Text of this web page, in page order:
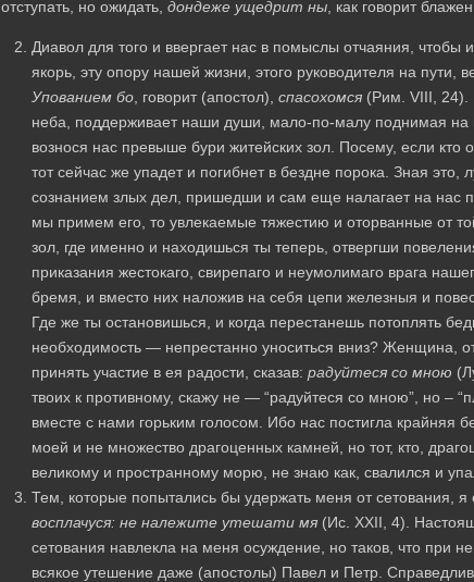
отступать, но ожидать, дондеже ущедрит ны , как говорит
Диавол для того и ввергает нас в помыслы отчаяния, чтобы
якорь, эту опору нашей жизни, этого руководителя на
Упованием бо , говорит (апостол), спасохомся (Рим. VIII, 24).
неба, поддерживает наши души, мало-по-малу поднимая на
вознося нас превыше бури житейских зол. Посему, если кто
тот сейчас же упадет и погибнет в бездне порока. Зная это,
сознанием злых дел, пришедши и сам еще налагает на нас
мы примем его, то увлекаемые тяжестию и оторванные от
зол, где именно и находишься ты теперь, отвергши
приказания жестокаго, свирепаго и неумолимаго врага
бремя, и вместо них наложив на себя цепи железныя и
Где же ты остановишься, и когда перестанешь потоплять
необходимость — непрестанно уноситься вниз? Женщина,
принять участие в ея радости, сказав: радуйтеся со мною
твоих к противному, скажу не — “радуйтеся со мною”, но –
вместе с нами горьким голосом. Ибо нас постигла крайняя
моей и не множество драгоценных камней, но тот, кто,
великому и пространному морю, не знаю как, свалился и
Тем, которые попытались бы удержать меня от сетования, я
восплачуся: не належите утешати мя (Ис. XXII, 4).
сетования навлекла на меня осуждение, но таков, что при
всякое утешение даже (апостолы) Павел и Петр.